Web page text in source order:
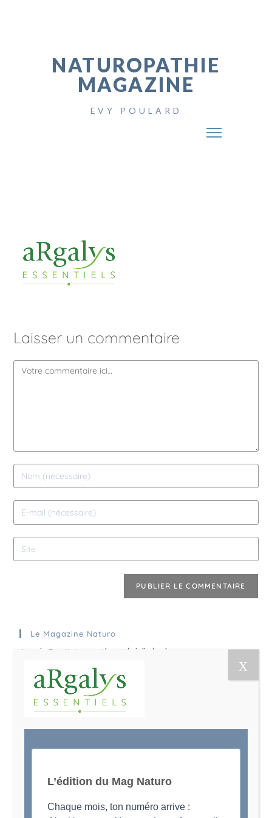
NATUROPATHIE
MAGAZINE
EVY POULARD
Laisser un commentaire
Le Magazine Naturo
Je suis Evy, Naturopathe spécialisée dans
l’accompagnement des femmes en préménopause et
ménopause
L’édition du Mag Naturo
Chaque mois, ton numéro arrive :